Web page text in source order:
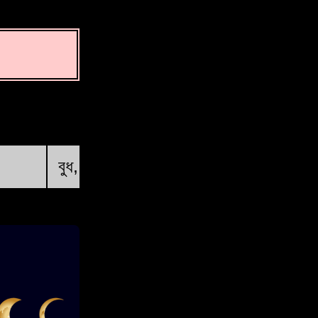
বুধ, 19 আগস্ট @ 16:46:34